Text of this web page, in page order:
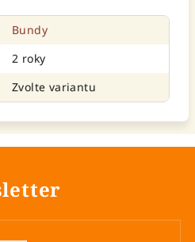
Bundy
2 roky
Zvolte variantu